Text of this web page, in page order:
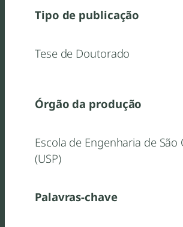
Tipo de publicação
Tese de Doutorado
Órgão da produção
Escola de Engenharia de São
(USP)
Palavras-chave